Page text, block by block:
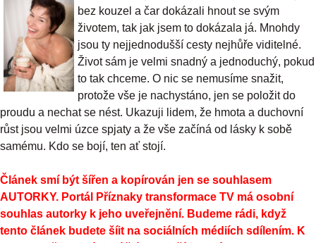
bez kouzel a čar dokázali hnout se svým
životem, tak jak jsem to dokázala já. Mnohdy
jsou ty nejjednodušší cesty nejhůře viditelné.
Život sám je velmi snadný a jednoduchý, pokud
to tak chceme. O nic se nemusíme snažit,
protože vše je nachystáno, jen se položit do
proudu a nechat se nést. Ukazuji lidem, že hmota a duchovní
růst jsou velmi úzce spjaty a že vše začíná od lásky k sobě
samému. Kdo se bojí, ten ať stojí.
Článek smí být šířen a kopírován jen se souhlasem
AUTORKY. Portál Příznaky transformace TV má osobní
souhlas autorky k jeho uveřejnění. Budeme rádi, když
tento článek budete šíit na sociálních médiích sdílením. K